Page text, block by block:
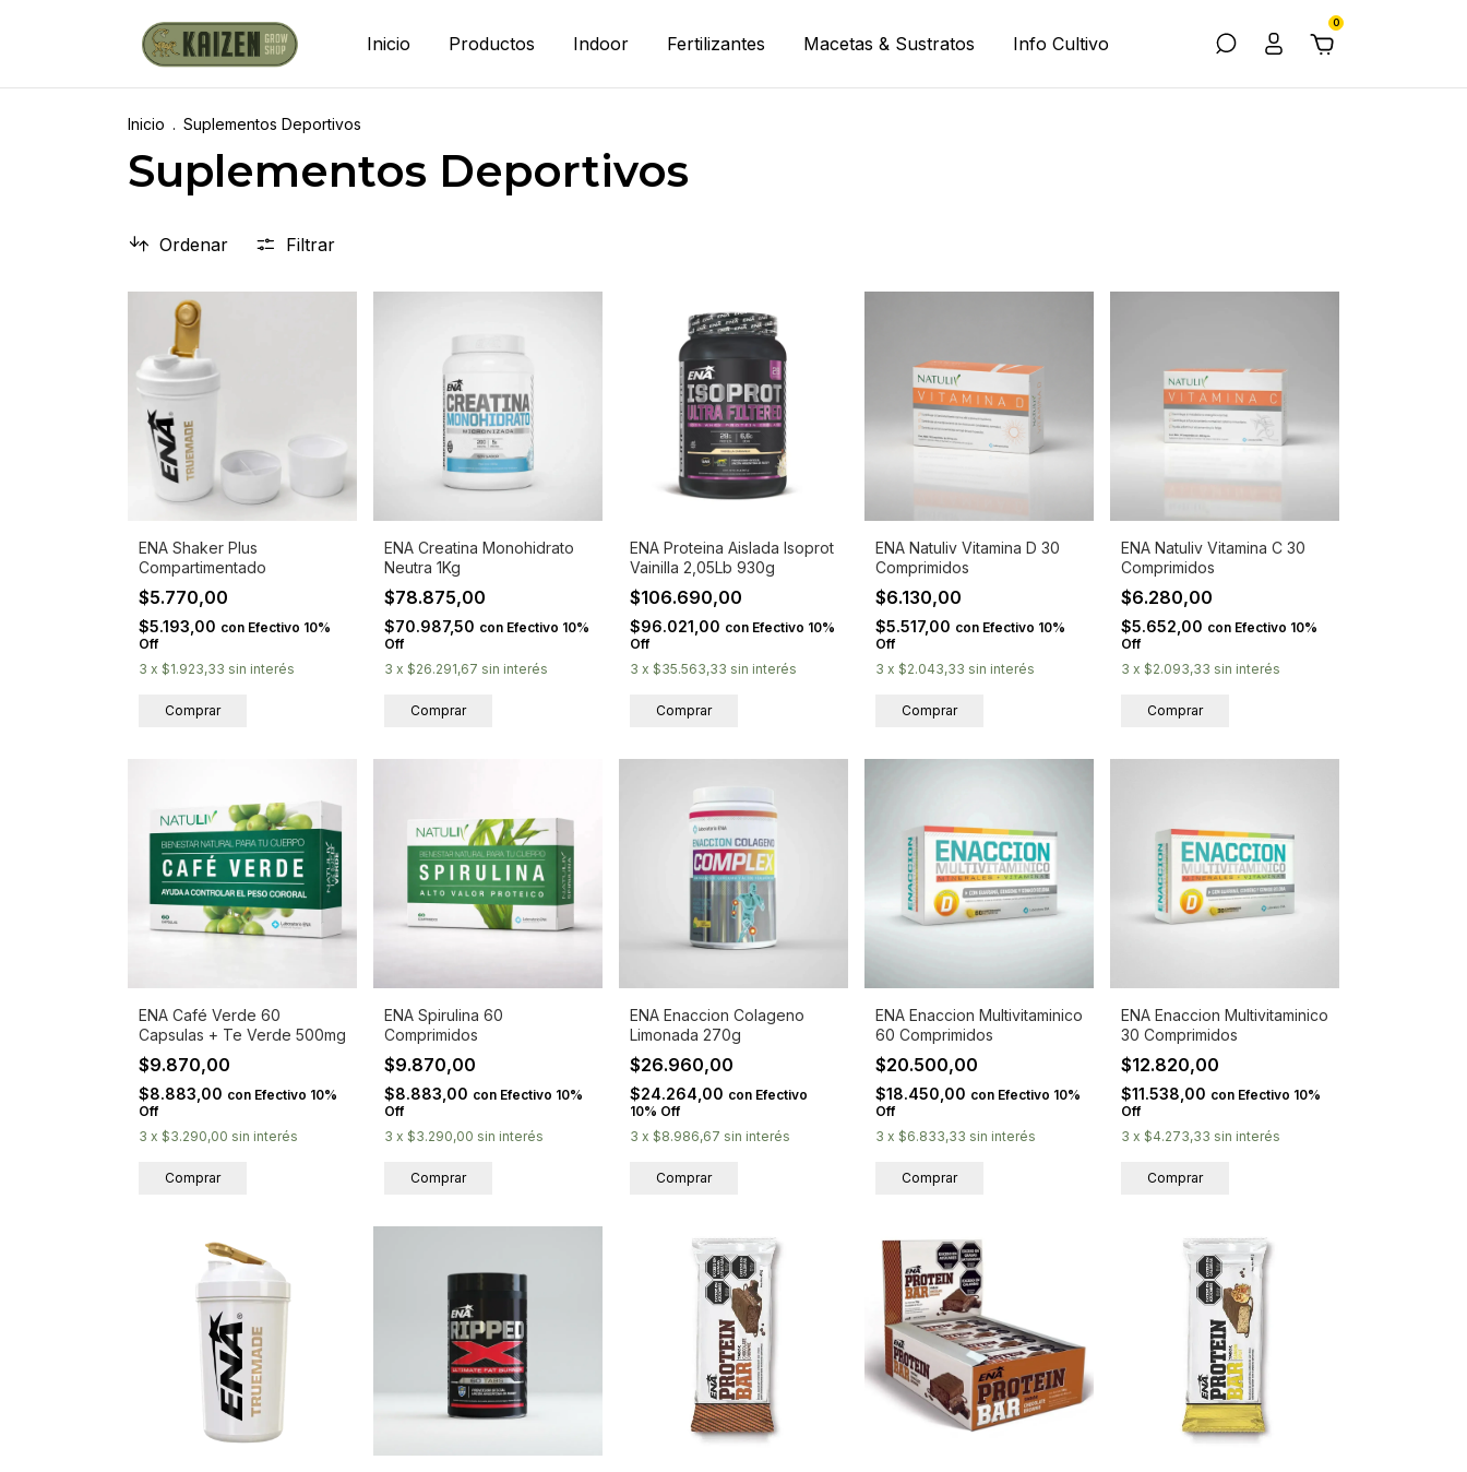
Inicio Productos Indoor Fertilizantes Macetas & Sustratos Info Cultivo
0
Inicio . Suplementos Deportivos
Suplementos Deportivos
Ordenar Filtrar
ENA Shaker Plus
Compartimentado
$5.770,00
$5.193,00 con Efectivo 10%
Off
3 x $1.923,33 sin interés
ENA Creatina Monohidrato
Neutra 1Kg
$78.875,00
$70.987,50 con Efectivo 10%
Off
3 x $26.291,67 sin interés
ENA Proteina Aislada Isoprot
Vainilla 2,05Lb 930g
$106.690,00
$96.021,00 con Efectivo 10%
Off
3 x $35.563,33 sin interés
ENA Natuliv Vitamina D 30
Comprimidos
$6.130,00
$5.517,00 con Efectivo 10%
Off
3 x $2.043,33 sin interés
ENA Natuliv Vitamina C 30
Comprimidos
$6.280,00
$5.652,00 con Efectivo 10%
Off
3 x $2.093,33 sin interés
ENA Café Verde 60
Capsulas + Te Verde 500mg
$9.870,00
$8.883,00 con Efectivo 10%
Off
3 x $3.290,00 sin interés
ENA Spirulina 60
Comprimidos
$9.870,00
$8.883,00 con Efectivo 10%
Off
3 x $3.290,00 sin interés
ENA Enaccion Colageno
Limonada 270g
$26.960,00
$24.264,00 con Efectivo
10% Off
3 x $8.986,67 sin interés
ENA Enaccion Multivitaminico
60 Comprimidos
$20.500,00
$18.450,00 con Efectivo 10%
Off
3 x $6.833,33 sin interés
ENA Enaccion Multivitaminico
30 Comprimidos
$12.820,00
$11.538,00 con Efectivo 10%
Off
3 x $4.273,33 sin interés